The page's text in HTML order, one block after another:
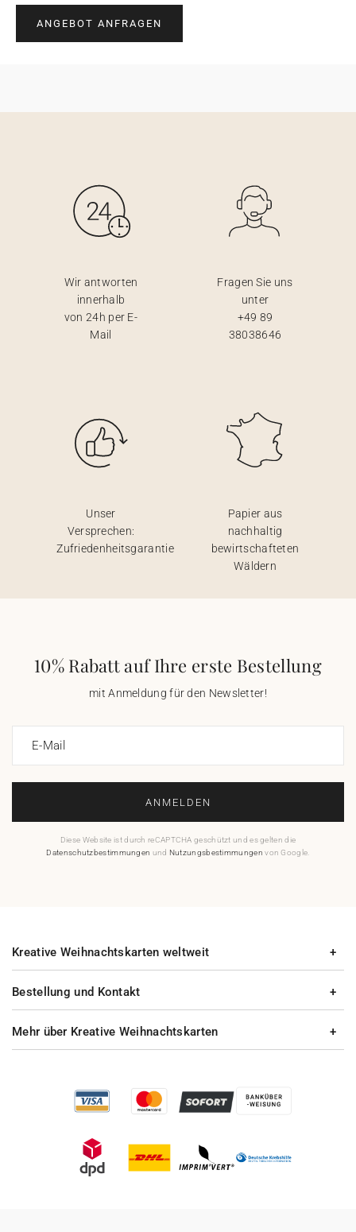
ANGEBOT ANFRAGEN
Wir antworten
innerhalb
von 24h per E-
Mail
Fragen Sie uns
unter
+49 89
38038646
Unser
Versprechen:
Zufriedenheitsgarantie
Papier aus
nachhaltig
bewirtschafteten
Wäldern
10% Rabatt auf Ihre erste Bestellung
mit Anmeldung für den Newsletter!
E-Mail
ANMELDEN
Diese Website ist durch reCAPTCHA geschützt und es gelten die
Datenschutzbestimmungen und Nutzungsbestimmungen von Google.
Bestellung und Kontakt
Mehr über Kreative Weihnachtskarten
Kreative Weihnachtskarten weltweit